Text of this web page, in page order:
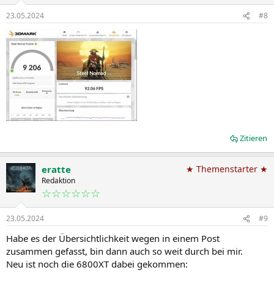
23.05.2024 #8
Zitieren
eratte
Redaktion
☆☆☆☆☆☆
★ Themenstarter ★
23.05.2024 #9
Habe es der Übersichtlichkeit wegen in einem Post
zusammen gefasst, bin dann auch so weit durch bei mir.
Neu ist noch die 6800XT dabei gekommen: